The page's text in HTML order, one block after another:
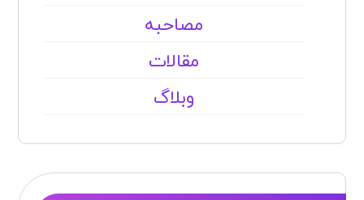
مصاحبه
مقالات
وبلاگ